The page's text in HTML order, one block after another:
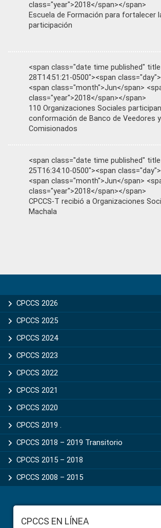
class="year">2018</span></span>
Escuela de Formación para fortalecer
participación
<span class="date time published"
28T14:51:21-0500"><span
<span class="month">Jun</span>
class="year">2018</span></span>
110 Organizaciones Sociales
conformación de Banco de Veedores y
Comisionados
<span class="date time published"
25T16:34:10-0500"><span
<span class="month">Jun</span>
class="year">2018</span></span>
CPCCS-T recibió a Organizaciones
Machala
Sidebar
CPCCS 2026
CPCCS 2025
CPCCS 2024
CPCCS 2023
CPCCS 2022
CPCCS 2021
CPCCS 2020
CPCCS 2019 .
CPCCS 2018 – 2019 Transitorio
CPCCS 2015 – 2018
CPCCS 2008 – 2015
FooterCPCCS EN LÍNEA